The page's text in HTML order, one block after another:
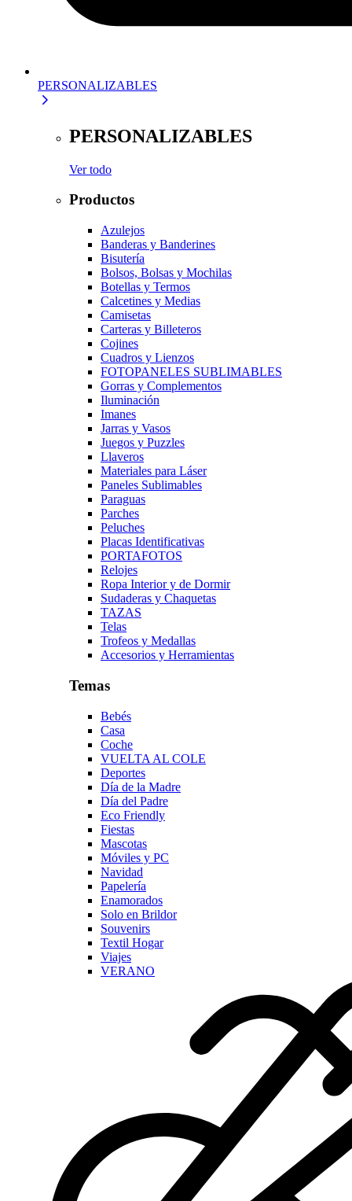
PERSONALIZABLES
PERSONALIZABLES
Ver todo
Productos
Azulejos
Banderas y Banderines
Bisutería
Bolsos, Bolsas y Mochilas
Botellas y Termos
Calcetines y Medias
Camisetas
Carteras y Billeteros
Cojines
Cuadros y Lienzos
FOTOPANELES SUBLIMABLES
Gorras y Complementos
Iluminación
Imanes
Jarras y Vasos
Juegos y Puzzles
Llaveros
Materiales para Láser
Paneles Sublimables
Paraguas
Parches
Peluches
Placas Identificativas
PORTAFOTOS
Relojes
Ropa Interior y de Dormir
Sudaderas y Chaquetas
TAZAS
Telas
Trofeos y Medallas
Accesorios y Herramientas
Temas
Bebés
Casa
Coche
VUELTA AL COLE
Deportes
Día de la Madre
Día del Padre
Eco Friendly
Fiestas
Mascotas
Móviles y PC
Navidad
Papelería
Enamorados
Solo en Brildor
Souvenirs
Textil Hogar
Viajes
VERANO